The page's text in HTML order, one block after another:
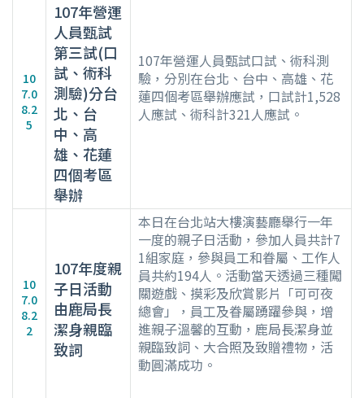
10
7.0
8.2
5
107年營運
人員甄試
第三試(口
試、術科
測驗)分台
北、台
中、高
雄、花蓮
四個考區
舉辦
107年營運人員甄試口試、術科測
驗，分別在台北、台中、高雄、花
蓮四個考區舉辦應試，口試計1,528
人應試、術科計321人應試。
10
7.0
8.2
2
107年度親
子日活動
由鹿局長
潔身親臨
致詞
本日在台北站大樓演藝廳舉行一年
一度的親子日活動，參加人員共計7
1組家庭，參與員工和眷屬、工作人
員共約194人。活動當天透過三種闖
關遊戲、摸彩及欣賞影片「可可夜
總會」，員工及眷屬踴躍參與，增
進親子溫馨的互動，鹿局長潔身並
親臨致詞、大合照及致贈禮物，活
動圓滿成功。